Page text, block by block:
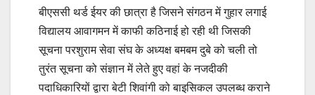
बीएससी थर्ड ईयर की छात्रा है जिसने संगठन में गुहार लगाई
विद्यालय आवागमन में काफी कठिनाई हो रही थी जिसकी
सूचना परशुराम सेवा संघ के अध्यक्ष बमबम दुबे को चली तो
तुरंत सूचना को संज्ञान में लेते हुए वहां के नजदीकी
पदाधिकारियों द्वारा बेटी शिवांगी को बाइसिकल उपलब्ध कराने